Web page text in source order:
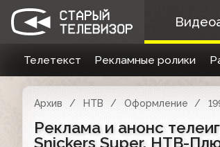
Телетекст Рекламные ролики
Архив НТВ Оформление
Реклама и анонс
Snickers Super, НТВ-